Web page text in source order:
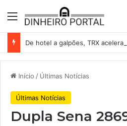
Menu
Início / Últimas Notícias
Últimas Notícias
Dupla Sena